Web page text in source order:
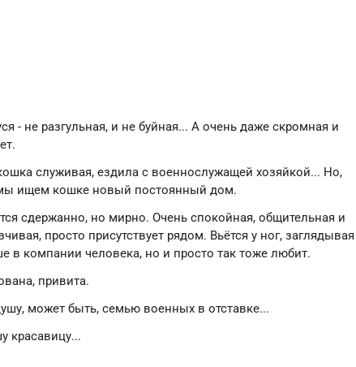
- не разгульная, и не буйная... А очень даже скромная и
служивая, ездила с военнослужащей хозяйкой... Но,
мы ищем кошке новый постоянный дом.
сдержанно, но мирно. Очень спокойная, общительная и
просто присутствует рядом. Вьëтся у ног, заглядывая
в компании человека, но и просто так тоже любит.
привита.
может быть, семью военных в отставке...
красавицу...